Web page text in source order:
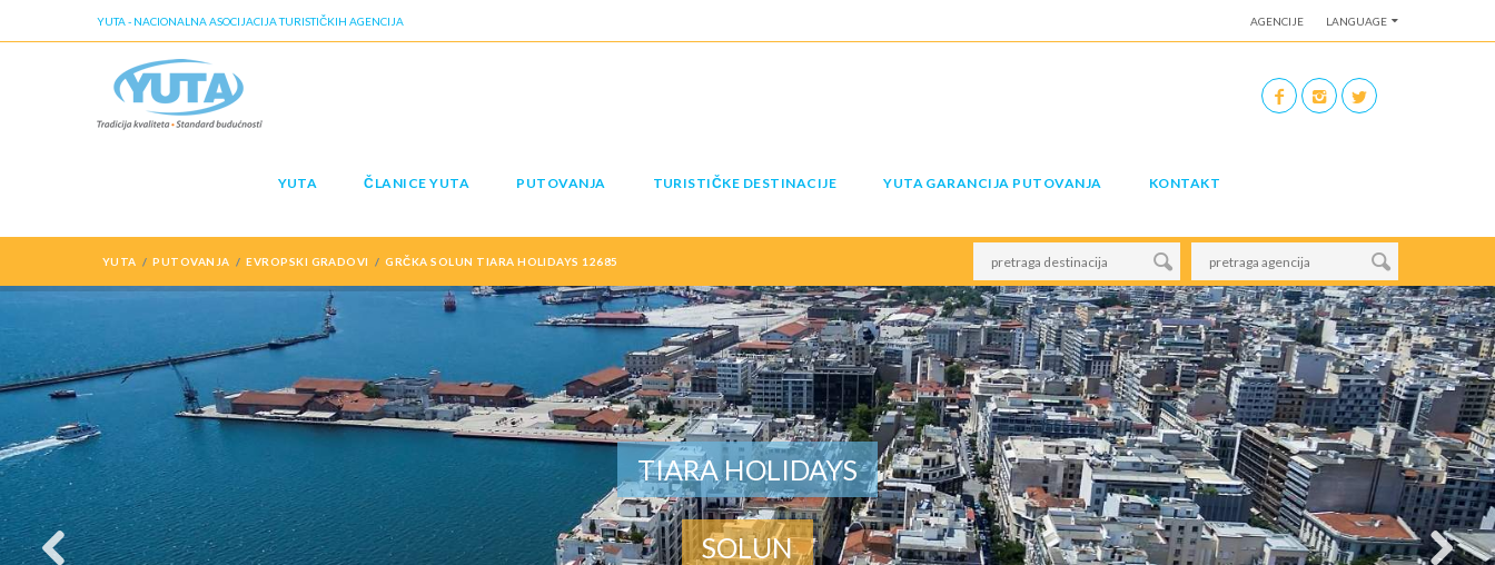
AGENCIJE LANGUAGE
YUTA - NACIONALNA ASOCIJACIJA TURISTIČKIH AGENCIJA
YUTA ČLANICE YUTA PUTOVANJA TURISTIČKE DESTINACIJE YUTA GARANCIJA PUTOVANJA KONTAKT
YUTA PUTOVANJA EVROPSKI GRADOVI GRČKA SOLUN TIARA HOLIDAYS 12685
TIARA HOLIDAYS
SOLUN